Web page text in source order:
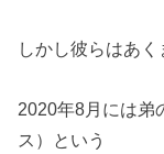
しかし彼らはあく
2020年8月には弟
ス）という